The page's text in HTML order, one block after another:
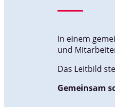
In einem
und
Das Leitbild
Gemeinsam